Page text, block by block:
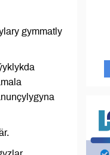
gymmatly